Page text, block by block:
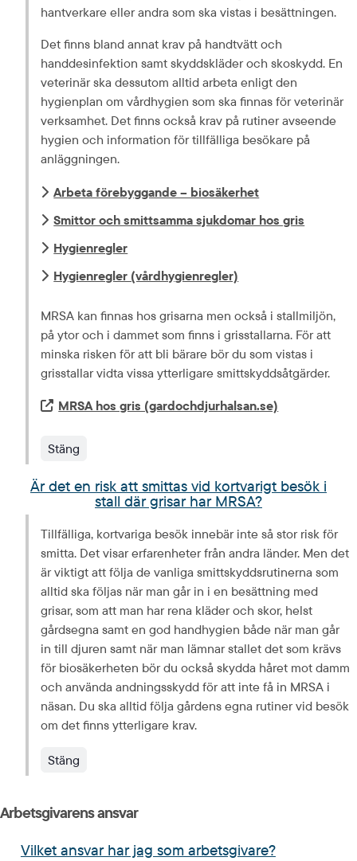
hantverkare eller andra som ska vistas i besättningen.
Det finns bland annat krav på handtvätt och
handdesinfektion samt skyddskläder och skoskydd. En
veterinär ska dessutom alltid arbeta enligt den
hygienplan om vårdhygien som ska finnas för veterinär
verksamhet. Det finns också krav på rutiner avseende
hygien och information för tillfälliga besökare på
anläggningen.
Arbeta förebyggande – biosäkerhet
Smittor och smittsamma sjukdomar hos gris
Hygienregler
Hygienregler (vårdhygienregler)
MRSA kan finnas hos grisarna men också i stallmiljön,
på ytor och i dammet som finns i grisstallarna. För att
minska risken för att bli bärare bör du som vistas i
grisstallar vidta vissa ytterligare smittskyddsåtgärder.
Extern länk.
MRSA hos gris (gardochdjurhalsan.se)
Stäng
Är det en risk att smittas vid kortvarigt besök i
stall där grisar har MRSA?
Tillfälliga, kortvariga besök innebär inte så stor risk för
smitta. Det visar erfarenheter från andra länder. Men det
är viktigt att följa de vanliga smittskydds­rutinerna som
alltid ska följas när man går in i en besättning med
grisar, som att man har rena kläder och skor, helst
gårdsegna samt en god handhygien både när man går
in till djuren samt när man lämnar stallet det som krävs
för biosäkerheten bör du också skydda håret mot damm
och använda andningsskydd för att inte få in MRSA i
näsan. Du ska alltid följa gårdens egna rutiner vid besök
om det finns ytterligare krav.
Stäng
Arbetsgivarens ansvar
Vilket ansvar har jag som arbetsgivare?